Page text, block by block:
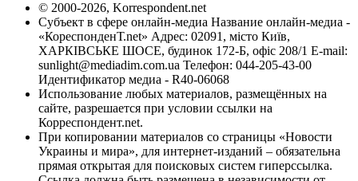
© 2000-2026, Korrespondent.net
Субъект в сфере онлайн-медиа Название онлайн-медиа -
«КореспонденТ.net» Адрес: 02091, місто Київ,
ХАРКІВСЬКЕ ШОСЕ, будинок 172-Б, офіс 208/1 E-mail:
sunlight@mediadim.com.ua Телефон: 044-205-43-00
Идентификатор медиа - R40-06068
Использование любых материалов, размещённых на
сайте, разрешается при условии ссылки на
Корреспондент.net.
При копировании материалов со страницы «Новости
Украины и мира», для интернет-изданий – обязательна
прямая открытая для поисковых систем гиперссылка.